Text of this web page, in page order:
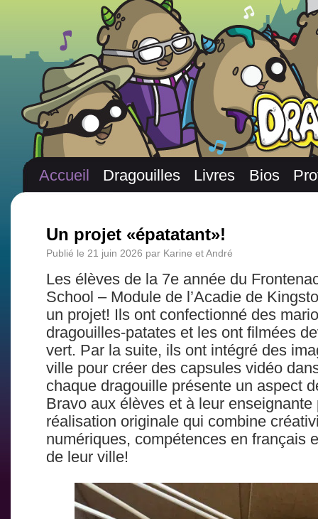
Accueil Dragouilles Livres Bios
Un projet «épatatant»!
Publié le 21 juin 2026 par Karine et André
Les élèves de la 7e année du
School – Module de l’Acadie de
un projet! Ils ont confectionné des
dragouilles-patates et les ont filmées
vert. Par la suite, ils ont intégré des
ville pour créer des capsules vidéo
chaque dragouille présente un aspect
Bravo aux élèves et à leur enseignante
réalisation originale qui combine
numériques, compétences en français
de leur ville!